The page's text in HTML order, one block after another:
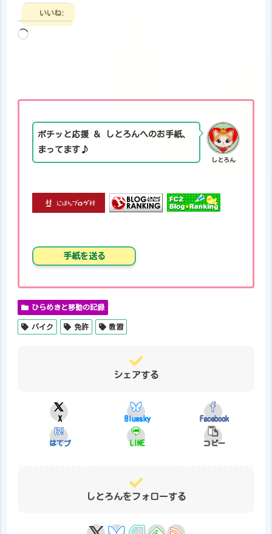
いいね:
読
しとろん
ポチッと応援 ＆ しとろんへのお手紙、
まってます♪
手紙を送る
ひらめきと移動の記録
バイク 免許 教習
シェアする
X Bluesky Facebook
はてブ LINE コピー
しとろんをフォローする